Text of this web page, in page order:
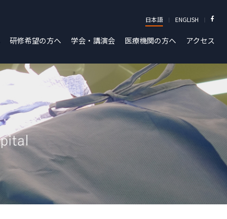
日本語 ENGLISH
研修希望の方へ 学会・講演会 医療機関の方へ アクセス